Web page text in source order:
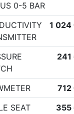
0-5 BAR
1 024
241
712
SEAT
355